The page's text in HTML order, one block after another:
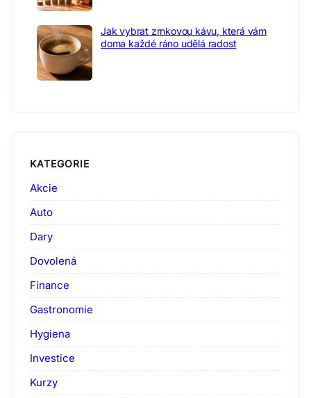
Jak vybrat zrnkovou kávu, která vám
doma každé ráno udělá radost
KATEGORIE
Akcie
Auto
Dary
Dovolená
Finance
Gastronomie
Hygiena
Investice
Kurzy